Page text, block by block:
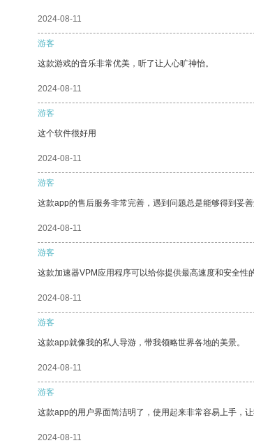
2024-08-11
游客
这款游戏的音乐非常优美，听了让人心旷神怡。
2024-08-11
游客
这个软件很好用
2024-08-11
游客
这款app的售后服务非常完善，遇到问题总是能够得到妥善
2024-08-11
游客
这款加速器VPM应用程序可以给你提供最高速度和安全性
2024-08-11
游客
这款app就像我的私人导游，带我领略世界各地的美景。
2024-08-11
游客
这款app的用户界面简洁明了，使用起来非常容易上手，
2024-08-11